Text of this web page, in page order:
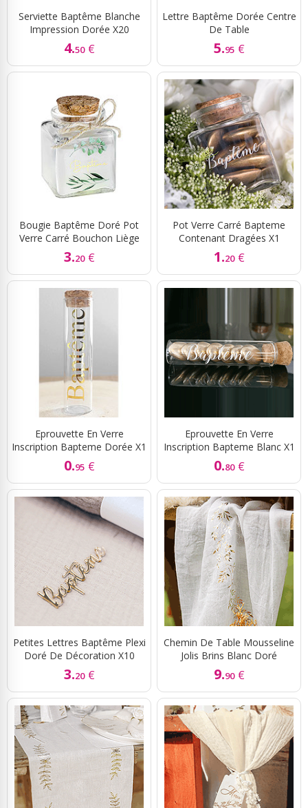
Serviette Baptême Blanche
Impression Dorée X20
4.50 €
Lettre Baptême Dorée Centre
De Table
5.95 €
Bougie Baptême Doré Pot
Verre Carré Bouchon Liège
3.20 €
Pot Verre Carré Bapteme
Contenant Dragées X1
1.20 €
Eprouvette En Verre
Inscription Bapteme Dorée X1
0.95 €
Eprouvette En Verre
Inscription Bapteme Blanc X1
0.80 €
Petites Lettres Baptême Plexi
Doré De Décoration X10
3.20 €
Chemin De Table Mousseline
Jolis Brins Blanc Doré
9.90 €